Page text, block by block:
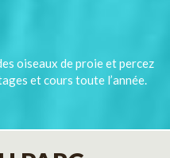
oiseaux de proie et percez
et cours toute l’année.